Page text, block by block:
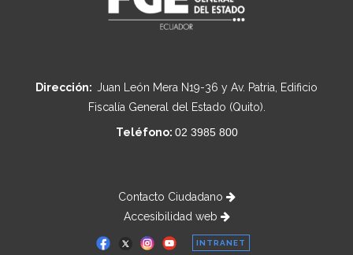
Dirección: Juan León Mera N19-36 y Av. Patria, Edificio
Fiscalía General del Estado (Quito).
Teléfono: 02 3985 800
Contacto Ciudadano
Accesibilidad web
INTRANET